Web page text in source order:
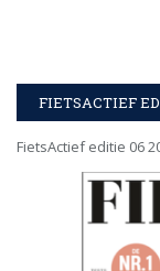
FIETSACTIEF
FietsActief editie 06